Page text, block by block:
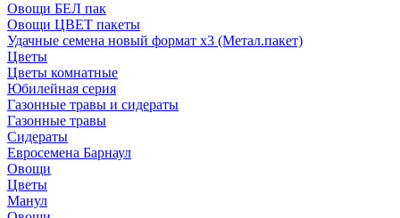
Овощи БЕЛ пак
Овощи ЦВЕТ пакеты
Удачные семена новый формат х3 (Метал.пакет)
Цветы
Цветы комнатные
Юбилейная серия
Газонные травы и сидераты
Газонные травы
Сидераты
Евросемена Барнаул
Овощи
Цветы
Манул